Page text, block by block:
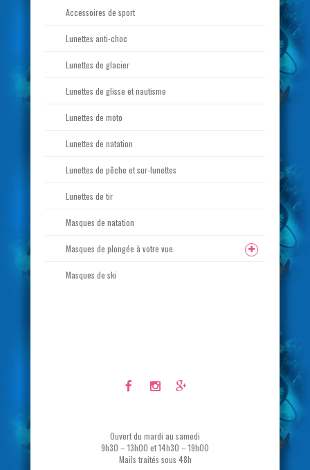
Accessoires de sport
Lunettes anti-choc
Lunettes de glacier
Lunettes de glisse et nautisme
Lunettes de moto
Lunettes de natation
Lunettes de pêche et sur-lunettes
Lunettes de tir
Masques de natation
Masques de plongée à votre vue.
Masques de ski
Ouvert du mardi au samedi
9h30 – 13h00 et 14h30 – 19h00
Mails traités sous 48h